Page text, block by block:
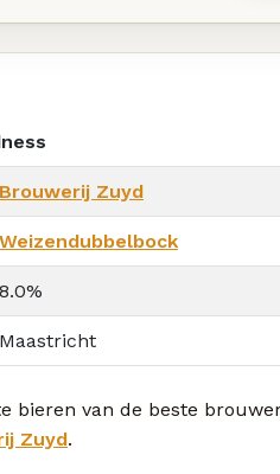
Brouwerij Zuyd
Weizendubbelbock
8.0%
Maastricht
bieren van de beste
Zuyd.